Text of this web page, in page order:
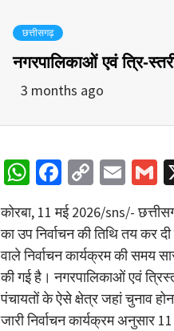
छत्तीसगढ़
नगरपालिकाओं एवं त्रि-
3 months ago
WhatsApp
Facebook
Copy
कोरबा, 11 मई 2026/sns/-
का उप निर्वाचन की तिथि तय कर
वाले निर्वाचन कार्यक्रम की समय
की गई है। नगरपालिकाओं एवं
पंचायतों के ऐसे क्षेत्र जहां चुनाव
जारी निर्वाचन कार्यक्रम अनुसार